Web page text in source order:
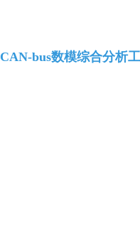
CAN-bus数模综合分析